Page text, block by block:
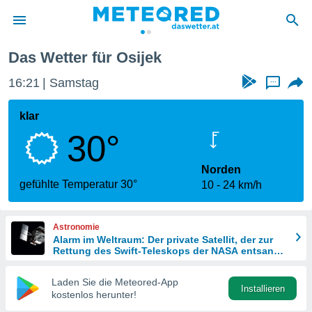
wurde
dass
sind.
diese
Das Wetter für Osijek
16:21 Samstag ...
klar
30°
gefühlte Temperatur 30°
Norden
10
24 km/h
Astronomie
Alarm im Weltraum: Der private Satellit, der zur
Rettung des Swift-Teleskops der NASA entsandt
Laden Sie die Meteored-App
kostenlos herunter!
Installieren